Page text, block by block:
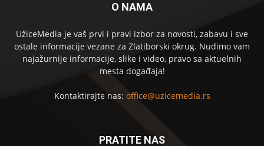
O NAMA
UžiceMedia je vaš prvi i pravi izbor za novosti, zabavu i sve
ostale informacije vezane za Zlatiborski okrug. Nudimo vam
najažurnije informacije, slike i video, pravo sa aktuelnih
mesta događaja!
Kontaktirajte nas: office@uzicemedia.rs
PRATITE NAS